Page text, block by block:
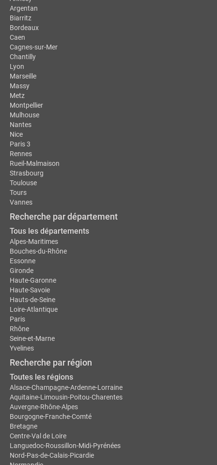
Argentan
Biarritz
Bordeaux
Caen
Cagnes-sur-Mer
Chantilly
Lyon
Marseille
Massy
Metz
Montpellier
Mulhouse
Nantes
Nice
Paris 3
Rennes
Rueil-Malmaison
Strasbourg
Toulouse
Tours
Vannes
Recherche par département
Tous les départements
Alpes-Maritimes
Bouches-du-Rhône
Essonne
Gironde
Haute-Garonne
Haute-Savoie
Hauts-de-Seine
Loire-Atlantique
Paris
Rhône
Seine-et-Marne
Yvelines
Recherche par région
Toutes les régions
Alsace-Champagne-Ardenne-Lorraine
Aquitaine-Limousin-Poitou-Charentes
Auvergne-Rhône-Alpes
Bourgogne-Franche-Comté
Bretagne
Centre-Val de Loire
Languedoc-Roussillon-Midi-Pyrénées
Nord-Pas-de-Calais-Picardie